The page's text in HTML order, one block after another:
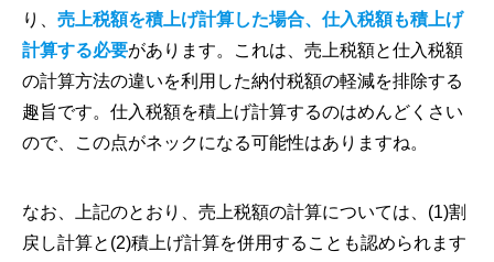
り、 売上税額を積上げ計算した場合、仕入税額も積上げ
計算する必要があります。これは、売上税額と仕入税額
の計算方法の違いを利用した納付税額の軽減を排除する
趣旨です。仕入税額を積上げ計算するのはめんどくさい
ので、この点がネックになる可能性はありますね。
なお、上記のとおり、売上税額の計算については、(1)割
戻し計算と(2)積上げ計算を併用することも認められます